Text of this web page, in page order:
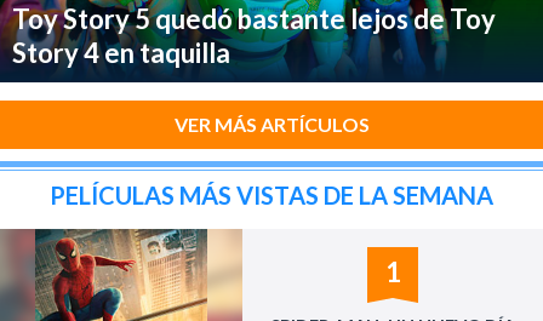
Toy Story 5 quedó bastante lejos de Toy
Story 4 en taquilla
VER MÁS ARTÍCULOS
PELÍCULAS MÁS VISTAS DE LA SEMANA
1